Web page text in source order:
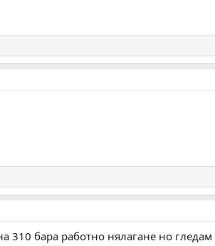
310 бара работно нялагане но гледам